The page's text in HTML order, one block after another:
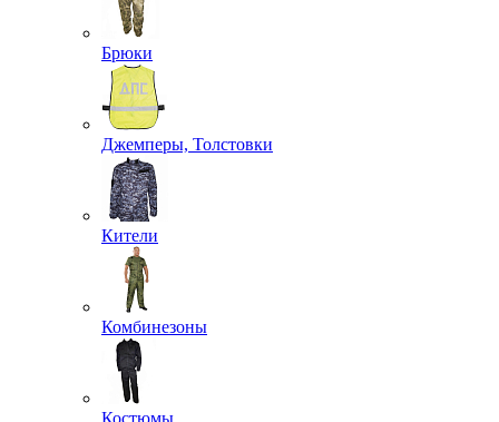
Брюки
Джемперы, Толстовки
Кители
Комбинезоны
Костюмы